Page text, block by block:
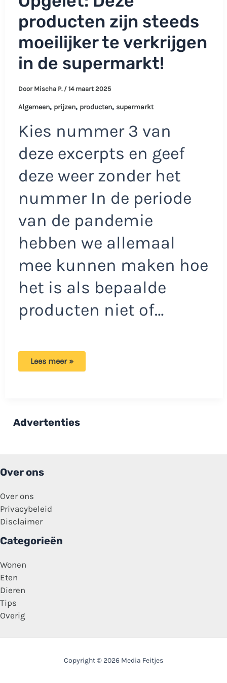
producten zijn steeds
moeilijker te verkrijgen
in de supermarkt!
Door Mischa P. / 14 maart 2025
Algemeen, prijzen, producten, supermarkt
Kies nummer 3 van
deze excerpts en geef
deze weer zonder het
nummer In de periode
van de pandemie
hebben we allemaal
mee kunnen maken hoe
het is als bepaalde
producten niet of…
Opgelet:
verkrijgen
in
Lees meer »
Advertenties
Over ons
Over ons
Privacybeleid
Disclaimer
Categorieën
Wonen
Eten
Dieren
Tips
Overig
Copyright © 2026 Media Feitjes